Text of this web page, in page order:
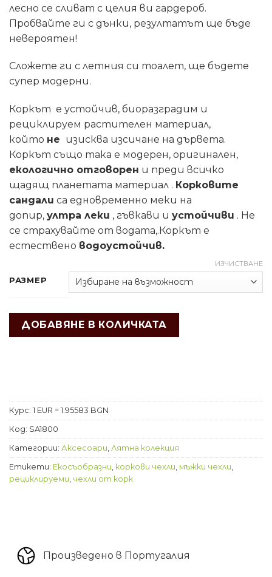
лесно се сливат с целия ви гардероб.
Пробвайте ги с дънки, резултатът ще бъде
невероятен!
Сложете ги с летния си тоалет, ще бъдете
супер модерни.
Коркът е устойчив, биоразградим и
рециклируем растителен материал,
който не изисква изсичане на дървета.
Коркът също така е модерен, оригинален,
екологично отговорен и преди всичко
щадящ планетата материал . Корковите
сандали са едновременно меки на
допир, ултра леки , гъвкави и устойчиви . Не
се страхувайте от водата,.Коркът е
естествено водоустойчив.
РАЗМЕР
ИЗЧИСТВАНЕ
ДОБАВЯНЕ В КОЛИЧКАТА
Курс: 1 EUR = 1.95583 BGN
Код: SA1800
Категории: Аксесоари Лятна колекция
Етикети: Екосъобразни коркови чехли мъжки чехли
рециклируеми чехли от корк
Произведено в Португалия